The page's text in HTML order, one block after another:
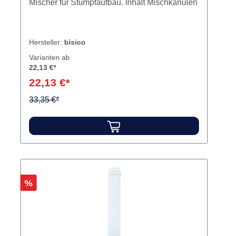
Mischer für Stumpfaufbau. Inhalt Mischkanülen
Hersteller: bisico
Varianten ab
22,13 €*
22,13 €*
33,35 €*
Rabatt
%